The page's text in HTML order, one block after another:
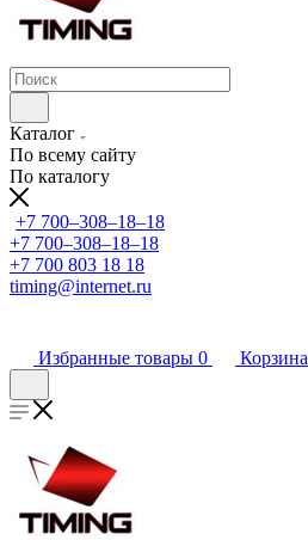
Каталог
По всему сайту
По каталогу
+7 700‒308‒18‒18
+7 700‒308‒18‒18
+7 700 803 18 18
timing@internet.ru
Избранные товары 0 Корзина